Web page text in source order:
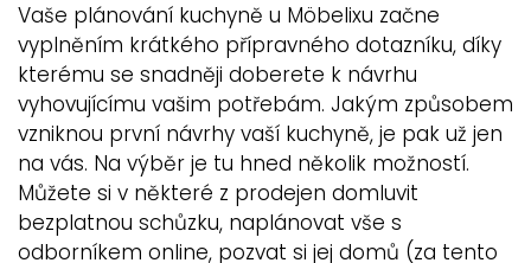
Vaše plánování kuchyně u Möbelixu začne
vyplněním krátkého přípravného dotazníku, díky
kterému se snadněji doberete k návrhu
vyhovujícímu vašim potřebám. Jakým způsobem
vzniknou první návrhy vaší kuchyně, je pak už jen
na vás. Na výběr je tu hned několik možností.
Můžete si v některé z prodejen domluvit
bezplatnou schůzku, naplánovat vše s
odborníkem online, pozvat si jej domů (za tento